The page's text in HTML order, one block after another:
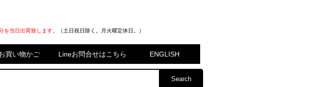
を当日出荷致します。 （土日祝日除く。月火曜定休日。）
買い物かご Lineお問合せはこちら ENGLISH